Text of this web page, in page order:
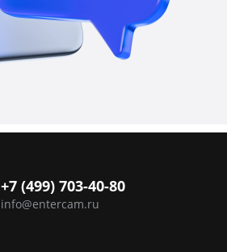
+7 (499) 703-40-80
info@entercam.ru